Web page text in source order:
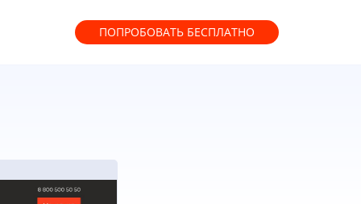
ПОПРОБОВАТЬ БЕСПЛАТНО